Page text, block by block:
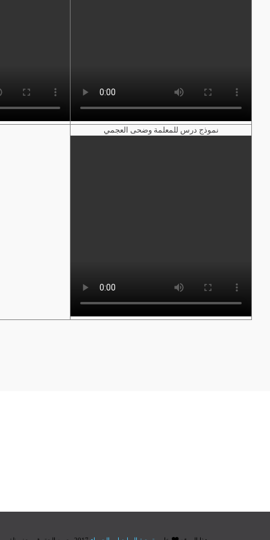
نموذج درس للمعلمة وضحى العجمي